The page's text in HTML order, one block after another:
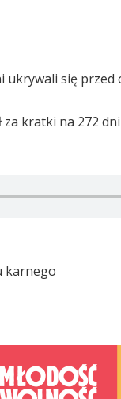
ukrywali się przed
kratki na 272 dni
karnego